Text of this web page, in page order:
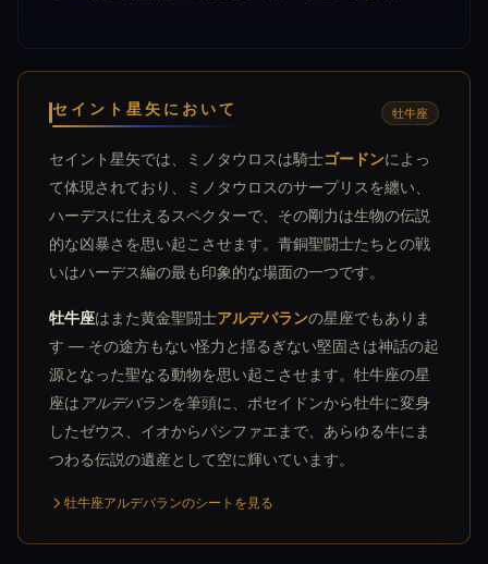
セイント星矢において 牡牛座
セイント星矢では、ミノタウロスは騎士ゴードンによっ
て体現されており、ミノタウロスのサープリスを纏い、
ハーデスに仕えるスペクターで、その剛力は生物の伝説
的な凶暴さを思い起こさせます。青銅聖闘士たちとの戦
いはハーデス編の最も印象的な場面の一つです。
牡牛座はまた黄金聖闘士アルデバランの星座でもありま
す — その途方もない怪力と揺るぎない堅固さは神話の起
源となった聖なる動物を思い起こさせます。牡牛座の星
座は アルデバランを筆頭に、ポセイドンから牡牛に変身
したゼウス、イオからパシファエまで、あらゆる牛にま
つわる伝説の遺産として空に輝いています。
牡牛座アルデバランのシートを見る